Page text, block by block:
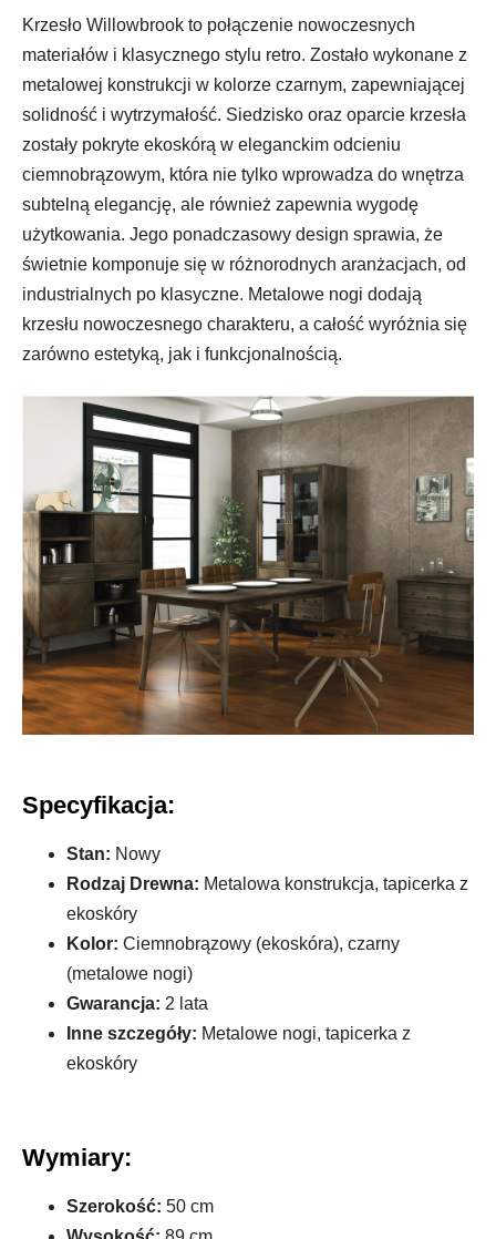
Krzesło Willowbrook to połączenie nowoczesnych
materiałów i klasycznego stylu retro. Zostało wykonane z
metalowej konstrukcji w kolorze czarnym, zapewniającej
solidność i wytrzymałość. Siedzisko oraz oparcie krzesła
zostały pokryte ekoskórą w eleganckim odcieniu
ciemnobrązowym, która nie tylko wprowadza do wnętrza
subtelną elegancję, ale również zapewnia wygodę
użytkowania. Jego ponadczasowy design sprawia, że
świetnie komponuje się w różnorodnych aranżacjach, od
industrialnych po klasyczne. Metalowe nogi dodają
krzesłu nowoczesnego charakteru, a całość wyróżnia się
zarówno estetyką, jak i funkcjonalnością.
Specyfikacja:
Stan: Nowy
Rodzaj Drewna: Metalowa konstrukcja, tapicerka z
ekoskóry
Kolor: Ciemnobrązowy (ekoskóra), czarny
(metalowe nogi)
Gwarancja: 2 lata
Inne szczegóły: Metalowe nogi, tapicerka z
ekoskóry
Wymiary:
Szerokość: 50 cm